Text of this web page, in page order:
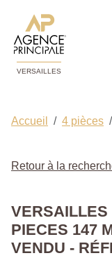
VERSAILLES
Accueil 4 pièces
Retour à la
VERSAILLES
PIECES 147
VENDU -